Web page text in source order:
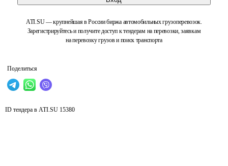
ATI.SU — крупнейшая в России биржа автомобильных грузоперевозок.
Зарегистрируйтесь и получите доступ к тендерам на перевозки, заявкам
на перевозку грузов и поиск транспорта
Поделиться
ID тендера в ATI.SU 15380